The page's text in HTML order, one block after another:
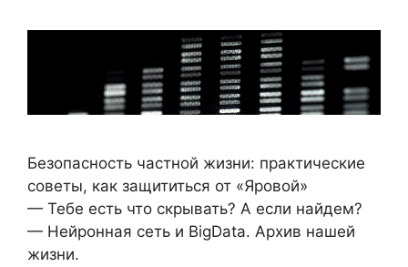
Безопасность частной жизни: практические
советы, как защититься от «Яровой»
— Тебе есть что скрывать? А если найдем?
— Нейронная сеть и BigData. Архив нашей
жизни.